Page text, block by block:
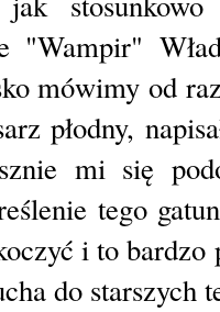
"Wampir"
mówimy od
płodny,
mi się
tego
i to
do starszych